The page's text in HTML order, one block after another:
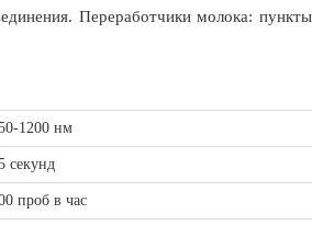
Переработчики молока:
1200 нм
секунд
проб в час